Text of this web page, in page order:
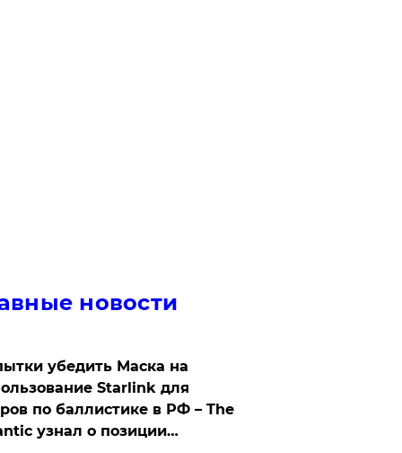
новости
убедить Маска на
Starlink для
по баллистике в РФ – The
узнал о позиции